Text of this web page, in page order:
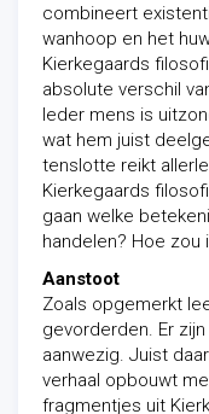
combineert
wanhoop en het
Kierkegaards
absolute verschil
Ieder mens is
wat hem juist
tenslotte reikt
Kierkegaards
gaan welke
handelen? Hoe zou
Aanstoot
Zoals opgemerkt
gevorderden. Er
aanwezig. Juist
verhaal opbouwt
fragmentjes uit